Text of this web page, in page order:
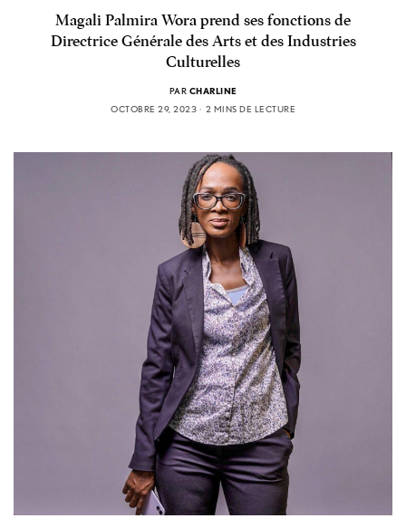
Magali Palmira Wora prend ses fonctions de
Directrice Générale des Arts et des Industries
Culturelles
PAR CHARLINE
OCTOBRE 29, 2023
2 MINS DE LECTURE